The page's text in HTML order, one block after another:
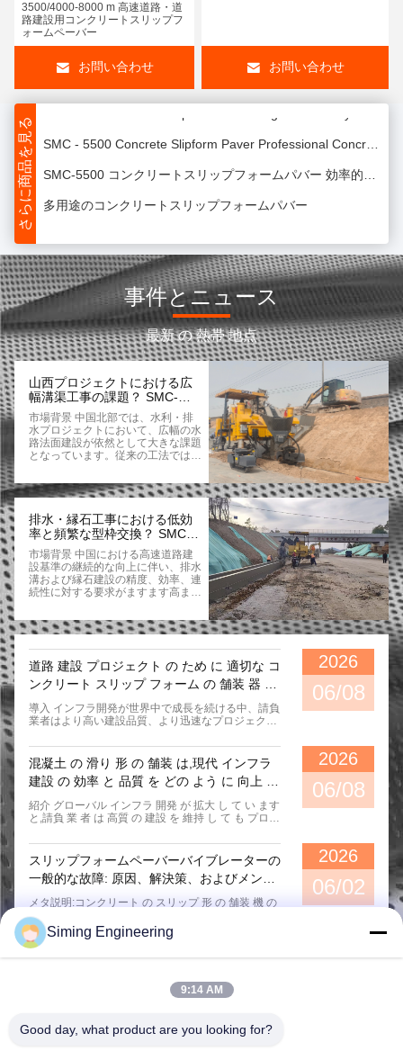
3500/4000-8000 m 高速道路・道
路建設用コンクリートスリップフ
ォームペーバー
お問い合わせ お問い合わせ
さらに商品を見る
SMC - 6500 Concrete Slipform Paver: Advanced Concrete Paving Solution
SMC - 6500 concrete Slipform Paver: High - Efficiency Concrete Paving Equipment for Road Construction
多用途のコンクリートスリップフォームパバー
多種シナリオ用コンクリートスリップフォームパバー カーブ/灌水溝/ガードレイル/ケーブル溝プロジェクト
Maximize Efficiency with SMC-5000 2.5m Wide Concrete Slipform Paver for Curb Stone Road and Ditch Projects
Experience the Power of Concrete Paving Machine for Your Road Construction Needs
SMC-4000 Slipform Paver - Efficient Paving Solution for Curbstones, Road Shoulders & Slope Protection
SMC-4000 スリップフォームパバー - カーブストーン,道路の肩と斜面保護のための効率的な舗装ソリューション
SMC-4000 全液圧スリップフォームパバー 高精度なカーブ形成と高速な建設ソリューション
SMC-4000 コンクリートスリップフォームペーバーマシン：スマート制御、強力な性能、多用途なコンクリート舗装
125cm*50cm コンクリート スリップフォーム パバーマシン 焦点石
SMC-523 インテリジェント コンクリート スリップフォームパバー
SMC-523 自動駆動チャネルスリップフォームマシン コンクリートスリップフォームパバー
SMC-523 高性能スリップフォームパバー コンクリートスリップフォームパバー
SMC-523 舗装・排水 建設機械 コンクリートスリップフォームパバー
事件とニュース
最新 の 熱帯 地点
山西プロジェクトにおける広
幅溝渠工事の課題？ SMC-
5500が効率的な区間舗装を実
現
市場背景 中国北部では、水利・排
水プロジェクトにおいて、広幅の水
路法面建設が依然として大きな課題
となっています。従来の工法では、
よるレベリングに依存しており、特
に広幅構造物においては、効率が低
す。これらのプロジェクトでは、高
い機械安定性と強力な振動性能が求
められますが、従来の設備ではこれ
らを十分に満たすことが困難です。
顧客と適用シナリオ このプロジェ
クトは中国の山西省に位置し、広幅
水路法面建設に焦点を当てていま
を備えたSMC-5500スリップフォー
ムペーバーを1台購入しました。構
排水・縁石工事における低効
率と頻繁な型枠交換？ SMC-
5500はデュアルモールド連続
舗装を可能にします
市場背景 中国における高速道路建
設基準の継続的な向上に伴い、排水
溝および縁石建設の精度、効率、連
続性に対する要求がますます高まっ
る型枠と段階的な打設に依存してお
り、特に異なる構造物間の切り替え
を一貫して維持することが困難で
す。 顧客と適用シナリオ 本プロジ
ェクトは中国安徽省に位置していま
す。顧客は、高速道路の排水溝およ
び縁石建設のために、SMC-5500中
トの型枠と共に購入しました。プロ
ジェクトは複数の構造タイプと長い
舗装区間を含み、全体的な効率を向
上させるために高い...
道路 建設 プロジェクト の ため に 適切な コ
ンクリート スリップ フォーム の 舗装 器 を
選べる よう に
導入 インフラ開発が世界中で成長を続ける中、請負
業者はより高い建設品質、より迅速なプロジェクト
まりに直面しています。プロジェクトが高速道路、
空港の滑走路、市道、排水路、またはコンクリート
障壁に関係するかどうかに関係なく、適切な建設機
械を選択することがプロジェクトの成功に重要な役
でも、コンクリートスリップフォームペーバーは、
効率、精度、長期的な収益性を求める請負業者にと
し、市場では多くのモデルやメーカーが入手可能で
あるため、適切なスリップフォーム舗装機を選択...
2026
06/08
混凝土 の 滑り 形 の 舗装 は,現代 インフラ
建設 の 効率 と 品質 を どの よう に 向上 さ
せる か
紹介 グローバル インフラ 開発 が 拡大 し て い ます
と,請負 業 者 は 高質 の 建設 を 維持 し て も プロジ
直面 し ます.空港の滑走路都市道路,排水管,コンクリ
ート障壁,効率と精度は プロジェクトの成功の重要
な要因となっています. 現在利用可能な様々な建設
技術の中で,コンクリートスリップフォームパバー
って最も重要な機械の1つになりました.自動ガイド
を組み合わせることで水力制御システムと連続型舗
装機能により,スリップフォーム舗装技術により,請
負業者は労働コストを大幅...
2026
06/08
スリップフォームペーバーバイブレーターの
一般的な故障: 原因、解決策、およびメンテ
ナンスのヒント
メタ説明:コンクリート の スリップ 形 の 舗装 機 の
3 つ の 最も 多い 振動 器 の 失敗 に つい て,磨き,早
すぎる 損傷,そして 振動 の 不足 を 含め て くださ
い.舗装 の 品質 を 向上 さ せる 実践 的 な メンテナ
のコンクリート舗装プロジェクトでは,振動装置は,
路,道路,道路,道路,道路,...
2026
06/02
Siming Engineering
9:14 AM
Good day, what product are you looking for?